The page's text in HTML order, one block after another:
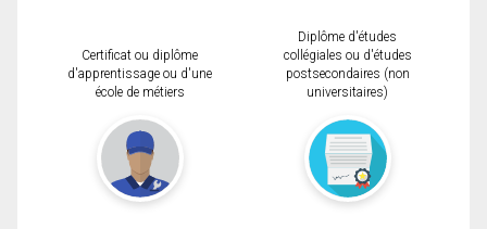
Certificat ou diplôme
d'apprentissage ou d'une
école de métiers
Diplôme d'études
collégiales ou d'études
postsecondaires (non
universitaires)